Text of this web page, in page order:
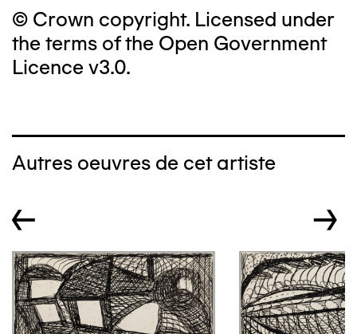
© Crown copyright. Licensed under
the terms of the Open Government
Licence v3.0.
Autres oeuvres de cet artiste
← →